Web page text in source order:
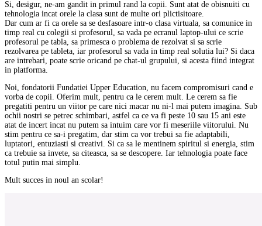
Si, desigur, ne-am gandit in primul rand la copii. Sunt atat de obisnuiti cu
tehnologia incat orele la clasa sunt de multe ori plictisitoare.
Dar cum ar fi ca orele sa se desfasoare intr-o clasa virtuala, sa comunice in
timp real cu colegii si profesorul, sa vada pe ecranul laptop-ului ce scrie
profesorul pe tabla, sa primesca o problema de rezolvat si sa scrie
rezolvarea pe tableta, iar profesorul sa vada in timp real solutia lui? Si daca
are intrebari, poate scrie oricand pe chat-ul grupului, si acesta fiind integrat
in platforma.
Noi, fondatorii Fundatiei Upper Education, nu facem compromisuri cand e
vorba de copii. Oferim mult, pentru ca le cerem mult. Le cerem sa fie
pregatiti pentru un viitor pe care nici macar nu ni-l mai putem imagina. Sub
ochii nostri se petrec schimbari, astfel ca ce va fi peste 10 sau 15 ani este
atat de incert incat nu putem sa intuim care vor fi meseriile viitorului. Nu
stim pentru ce sa-i pregatim, dar stim ca vor trebui sa fie adaptabili,
luptatori, entuziasti si creativi. Si ca sa le mentinem spiritul si energia, stim
ca trebuie sa invete, sa citeasca, sa se descopere. Iar tehnologia poate face
totul putin mai simplu.
Mult succes in noul an scolar!